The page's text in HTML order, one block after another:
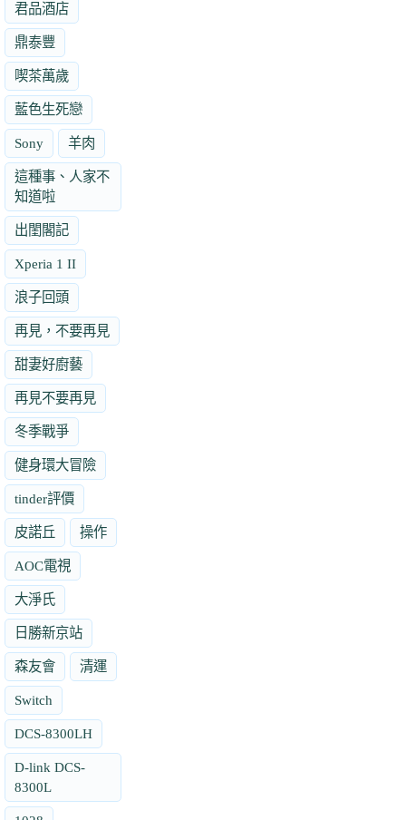
君品酒店
鼎泰豐
喫茶萬歲
藍色生死戀
Sony 羊肉
這種事、人家不
知道啦
出閨閣記
Xperia 1 II
浪子回頭
再見，不要再見
甜妻好廚藝
再見不要再見
冬季戰爭
健身環大冒險
tinder評價
皮諾丘 操作
AOC電視
大淨氏
日勝新京站
森友會 清運
Switch
DCS-8300LH
D-link DCS-
8300L